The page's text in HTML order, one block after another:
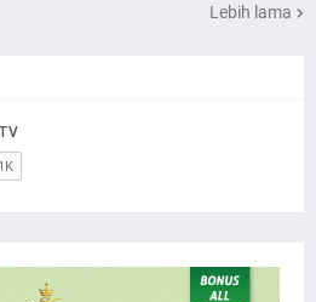
Lebih lama